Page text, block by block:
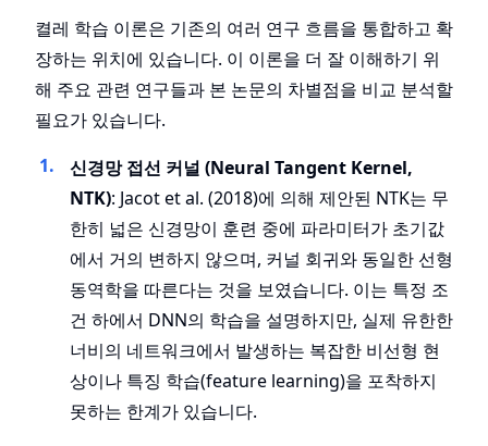
켤레 학습 이론은 기존의 여러 연구 흐름을 통합하고 확
장하는 위치에 있습니다. 이 이론을 더 잘 이해하기 위
해 주요 관련 연구들과 본 논문의 차별점을 비교 분석할
필요가 있습니다.
신경망 접선 커널 (Neural Tangent Kernel,
NTK): Jacot et al. (2018)에 의해 제안된 NTK는 무
한히 넓은 신경망이 훈련 중에 파라미터가 초기값
에서 거의 변하지 않으며, 커널 회귀와 동일한 선형
동역학을 따른다는 것을 보였습니다. 이는 특정 조
건 하에서 DNN의 학습을 설명하지만, 실제 유한한
너비의 네트워크에서 발생하는 복잡한 비선형 현
상이나 특징 학습(feature learning)을 포착하지
못하는 한계가 있습니다.